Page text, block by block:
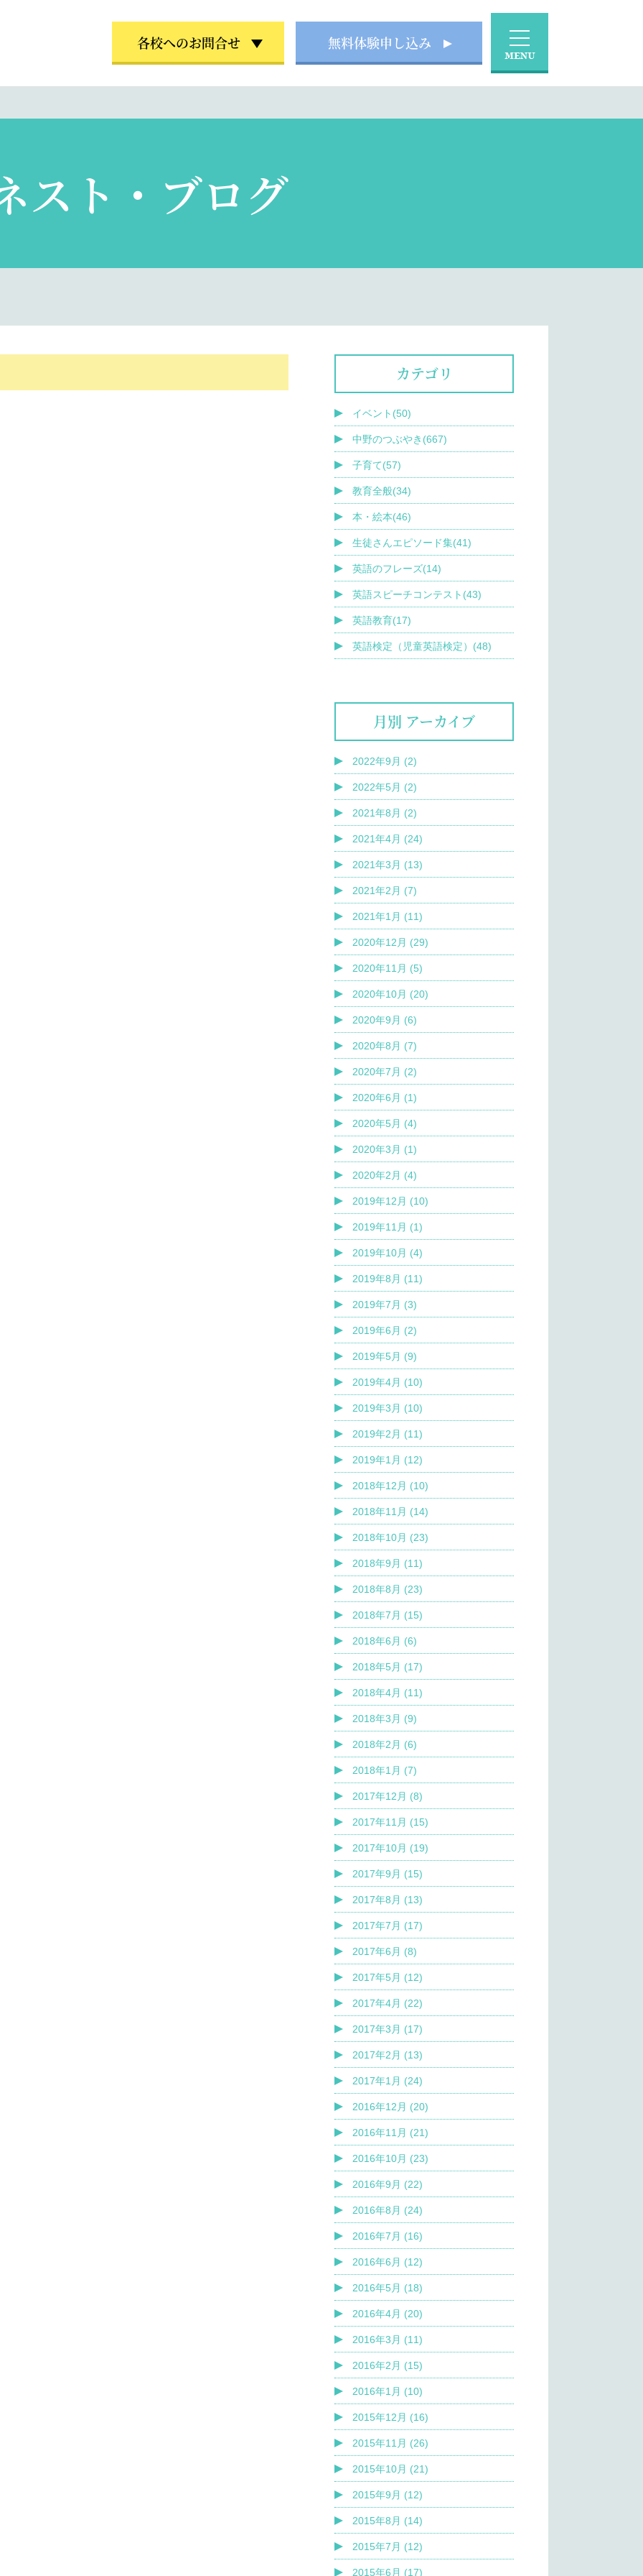
各校へのお問合せ 無料体験申し込み
スト・ブログ
カテゴリ
イベント(50)
中野のつぶやき(667)
子育て(57)
教育全般(34)
本・絵本(46)
生徒さんエピソード集(41)
英語のフレーズ(14)
英語スピーチコンテスト(43)
英語教育(17)
英語検定（児童英語検定）(48)
月別 アーカイブ
2022年9月 (2)
2022年5月 (2)
2021年8月 (2)
2021年4月 (24)
2021年3月 (13)
2021年2月 (7)
2021年1月 (11)
2020年12月 (29)
2020年11月 (5)
2020年10月 (20)
2020年9月 (6)
2020年8月 (7)
2020年7月 (2)
2020年6月 (1)
2020年5月 (4)
2020年3月 (1)
2020年2月 (4)
2019年12月 (10)
2019年11月 (1)
2019年10月 (4)
2019年8月 (11)
2019年7月 (3)
2019年6月 (2)
2019年5月 (9)
2019年4月 (10)
2019年3月 (10)
2019年2月 (11)
2019年1月 (12)
2018年12月 (10)
2018年11月 (14)
2018年10月 (23)
2018年9月 (11)
2018年8月 (23)
2018年7月 (15)
2018年6月 (6)
2018年5月 (17)
2018年4月 (11)
2018年3月 (9)
2018年2月 (6)
2018年1月 (7)
2017年12月 (8)
2017年11月 (15)
2017年10月 (19)
2017年9月 (15)
2017年8月 (13)
2017年7月 (17)
2017年6月 (8)
2017年5月 (12)
2017年4月 (22)
2017年3月 (17)
2017年2月 (13)
2017年1月 (24)
2016年12月 (20)
2016年11月 (21)
2016年10月 (23)
2016年9月 (22)
2016年8月 (24)
2016年7月 (16)
2016年6月 (12)
2016年5月 (18)
2016年4月 (20)
2016年3月 (11)
2016年2月 (15)
2016年1月 (10)
2015年12月 (16)
2015年11月 (26)
2015年10月 (21)
2015年9月 (12)
2015年8月 (14)
2015年7月 (12)
2015年6月 (17)